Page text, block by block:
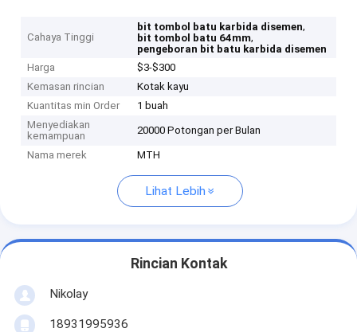
Cahaya Tinggi
bit tombol batu karbida disemen,
bit tombol batu 64mm,
pengeboran bit batu karbida disemen
Harga
$3-$300
Kemasan rincian
Kotak kayu
Kuantitas min Order
1 buah
Menyediakan
kemampuan
20000 Potongan per Bulan
Nama merek MTH
Lihat Lebih
Rincian Kontak
Nikolay
18931995936